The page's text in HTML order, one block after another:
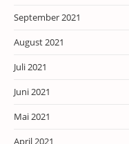
September 2021
August 2021
Juli 2021
Juni 2021
Mai 2021